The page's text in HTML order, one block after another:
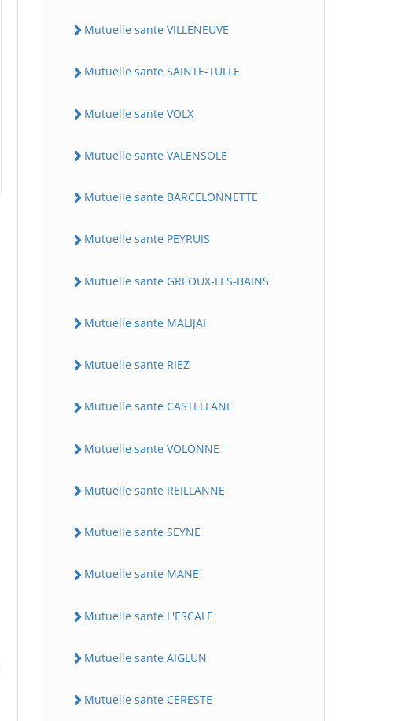
Mutuelle sante VILLENEUVE
Mutuelle sante SAINTE-TULLE
Mutuelle sante VOLX
Mutuelle sante VALENSOLE
Mutuelle sante BARCELONNETTE
Mutuelle sante PEYRUIS
Mutuelle sante GREOUX-LES-BAINS
Mutuelle sante MALIJAI
Mutuelle sante RIEZ
Mutuelle sante CASTELLANE
Mutuelle sante VOLONNE
Mutuelle sante REILLANNE
Mutuelle sante SEYNE
Mutuelle sante MANE
Mutuelle sante L'ESCALE
Mutuelle sante AIGLUN
Mutuelle sante CERESTE